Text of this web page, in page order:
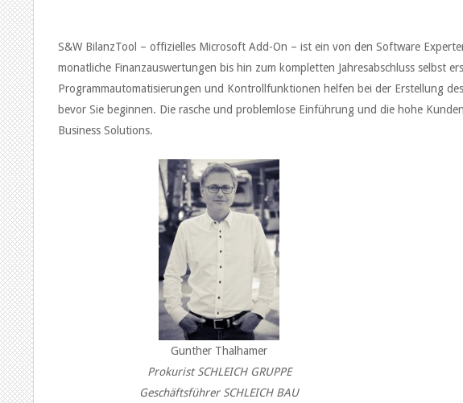
S&W BilanzTool – offizielles Microsoft Add-On – ist ein von den Software
monatliche Finanzauswertungen bis hin zum kompletten Jahresabschluss selbst
Programmautomatisierungen und Kontrollfunktionen helfen bei der Erstellung
bevor Sie beginnen. Die rasche und problemlose Einführung und die hohe
Business Solutions.
Gunther Thalhamer
Prokurist SCHLEICH GRUPPE
Geschäftsführer SCHLEICH BAU